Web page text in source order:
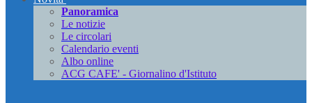
Panoramica
Le notizie
Le circolari
Calendario eventi
Albo online
ACG CAFE' - Giornalino d'Istituto